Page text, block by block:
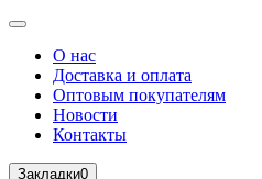
О нас
Доставка и оплата
Оптовым покупателям
Новости
Контакты
Закладки0